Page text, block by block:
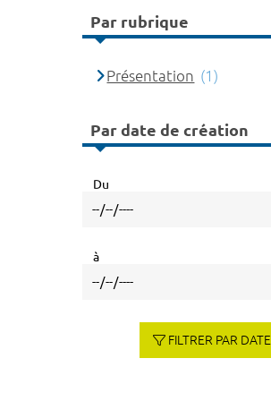
Par rubrique
Présentation (1)
Par date de création
Du
à
FILTRER PAR DATE